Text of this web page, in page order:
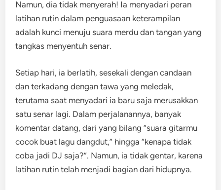
Namun, dia tidak menyerah! Ia menyadari peran
latihan rutin dalam penguasaan keterampilan
adalah kunci menuju suara merdu dan tangan yang
tangkas menyentuh senar.
Setiap hari, ia berlatih, sesekali dengan candaan
dan terkadang dengan tawa yang meledak,
terutama saat menyadari ia baru saja merusakkan
satu senar lagi. Dalam perjalanannya, banyak
komentar datang, dari yang bilang “suara gitarmu
cocok buat lagu dangdut,” hingga “kenapa tidak
coba jadi DJ saja?”. Namun, ia tidak gentar, karena
latihan rutin telah menjadi bagian dari hidupnya.